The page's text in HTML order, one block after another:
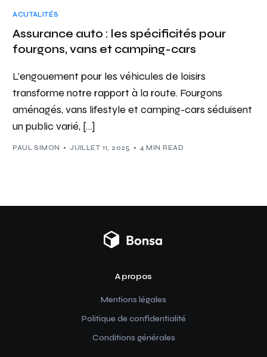
ACUTALITÉS
Assurance auto : les spécificités pour
fourgons, vans et camping-cars
L’engouement pour les véhicules de loisirs
transforme notre rapport à la route. Fourgons
aménagés, vans lifestyle et camping-cars séduisent
un public varié, […]
PAUL SIMON JUILLET 11, 2025 4 MIN READ
A propos
Mentions légales
Politique de confidentialité
Conditions générales